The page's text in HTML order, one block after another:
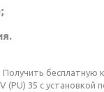
Получить бесплатную
(PU) 35 c